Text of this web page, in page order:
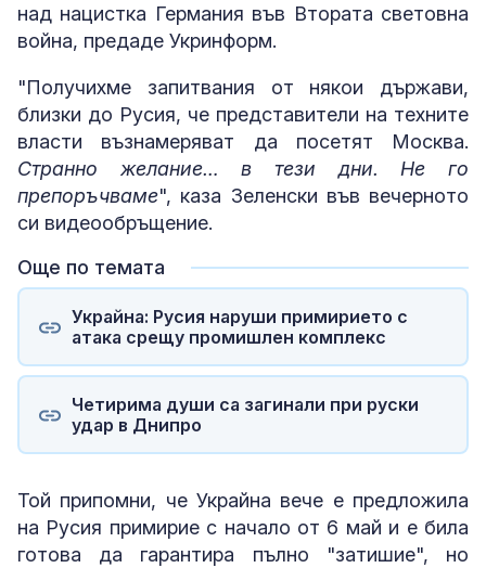
над нацистка Германия във Втората световна
война, предаде Укринформ.
"Получихме запитвания от някои държави,
близки до Русия, че представители на техните
власти възнамеряват да посетят Москва.
Странно желание… в тези дни. Не го
препоръчваме", каза Зеленски във вечерното
си видеообръщение.
Още по темата
Украйна: Русия наруши примирието с
атака срещу промишлен комплекс
Четирима души са загинали при руски
удар в Днипро
Той припомни, че Украйна вече е предложила
на Русия примирие с начало от 6 май и е била
готова да гарантира пълно "затишие", но